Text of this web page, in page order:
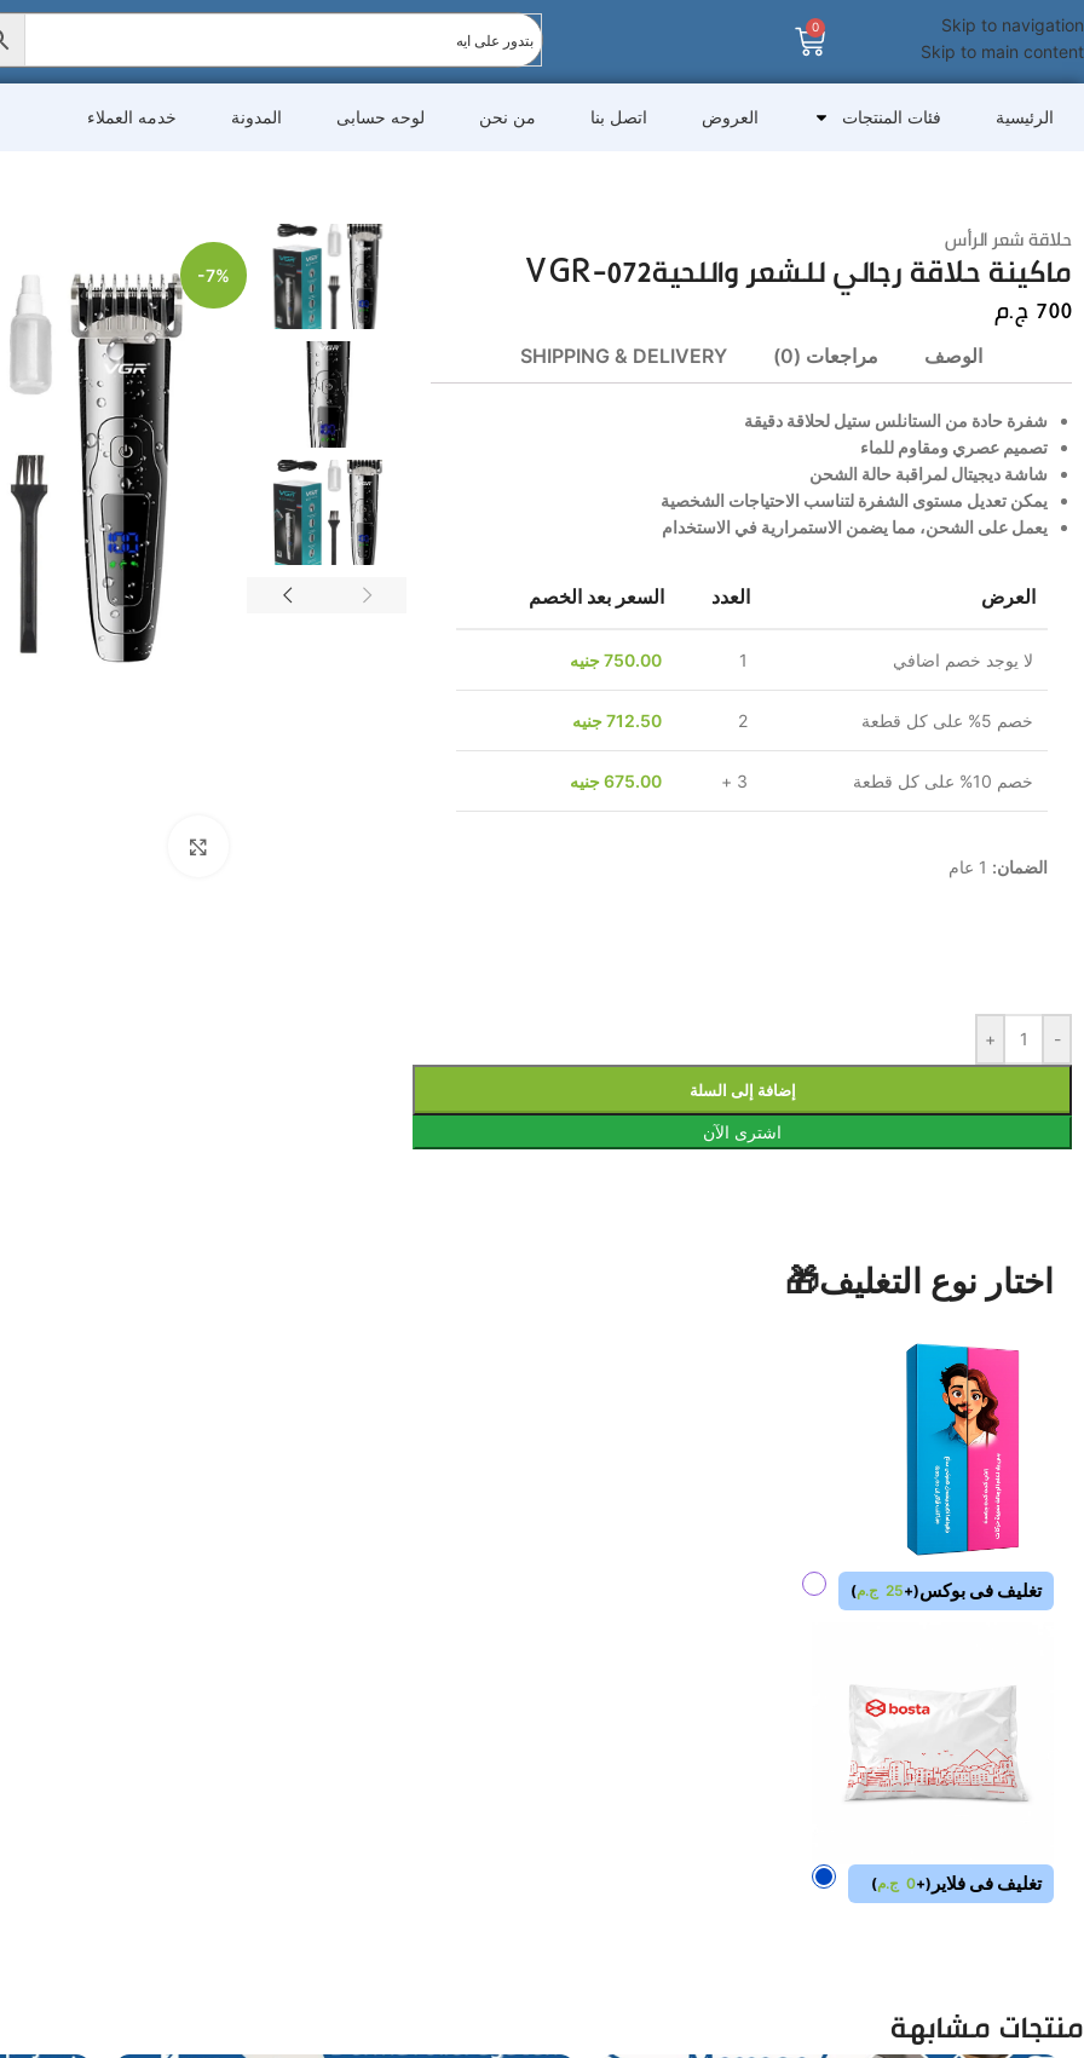
Skip to navigation
Skip to main content
0
الرئيسية فئات المنتجات العروض اتصل بنا من نحن لوحه حسابى المدونة خدمه العملاء
حلاقة شعر الرأس
ماكينة حلاقة رجالي للشعر واللحيةVGR-072
700ج.م
الوصف مراجعات (0) SHIPPING & DELIVERY
شفرة حادة من الستانلس ستيل لحلاقة دقيقة
تصميم عصري ومقاوم للماء
شاشة ديجيتال لمراقبة حالة الشحن
يمكن تعديل مستوى الشفرة لتناسب الاحتياجات الشخصية
يعمل على الشحن، مما يضمن الاستمرارية في الاستخدام
العرض العدد السعر بعد الخصم
لا يوجد خصم اضافي 1
750.00جنيه
خصم 5% على كل قطعة 2
712.50جنيه
خصم 10% على كل قطعة 3 +
675.00جنيه
الضمان:
-7%
-
+
إضافة إلى السلة
اشترى الآن
اختار نوع التغليف🎁
تغليف فى بوكس(
+
25 ج.م)
تغليف فى فلاير (
+
0 ج.م)
منتجات مشابهة